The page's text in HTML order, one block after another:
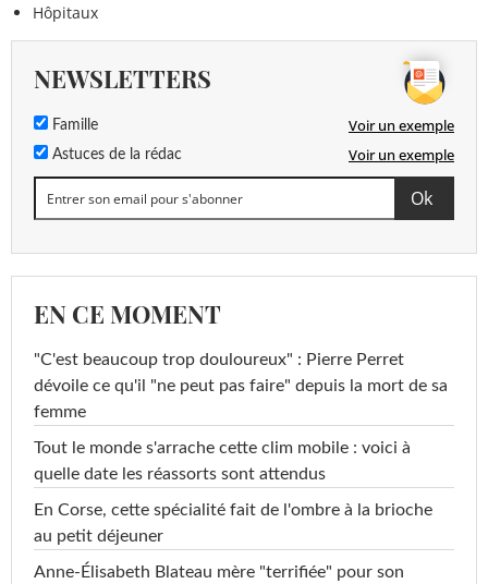
Hôpitaux
NEWSLETTERS
Famille Voir un exemple
Astuces de la rédac Voir un exemple
EN CE MOMENT
"C'est beaucoup trop douloureux" : Pierre Perret
dévoile ce qu'il "ne peut pas faire" depuis la mort de sa
femme
Tout le monde s'arrache cette clim mobile : voici à
quelle date les réassorts sont attendus
En Corse, cette spécialité fait de l'ombre à la brioche
au petit déjeuner
Anne-Élisabeth Blateau mère "terrifiée" pour son